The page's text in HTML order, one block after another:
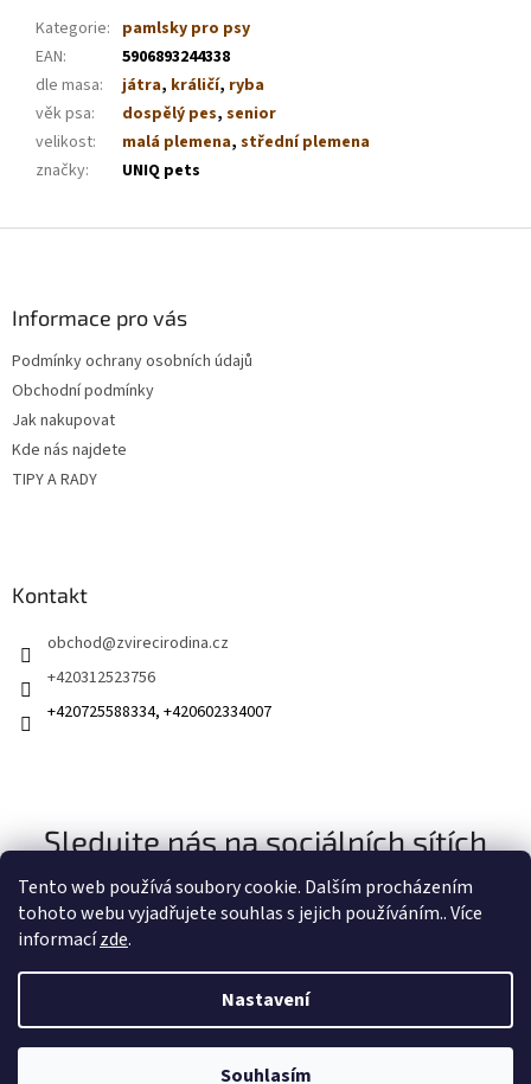
Tento web používá soubory cookie. Dalším procházením
tohoto webu vyjadřujete souhlas s jejich používáním.. Více
informacízde.
Nastavení
Souhlasím
Kategorie: pamlsky pro psy
EAN:
5906893244338
dle masa: játra, králičí, ryba
věk psa: dospělý pes, senior
velikost: malá plemena, střední plemena
značky: UNIQ pets
Informace pro vás
Podmínky ochrany osobních údajů
Obchodní podmínky
Jak nakupovat
Kde nás najdete
TIPY A RADY
Kontakt
obchod@zvirecirodina.cz
+420312523756
+420725588334, +420602334007
Sledujte nás na sociálních sítích
Vytvořil Shoptet
Zvířecí rodina. Všechna práva vyhrazena.